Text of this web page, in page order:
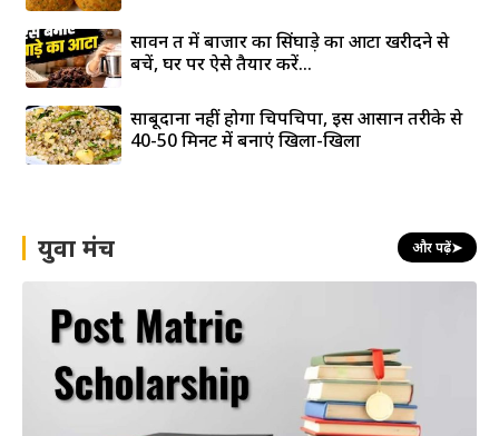
सावन व्रत में बाजार का सिंघाड़े का आटा खरीदने से
बचें, घर पर ऐसे तैयार करें...
साबूदाना नहीं होगा चिपचिपा, इस आसान तरीके से
40-50 मिनट में बनाएं खिला-खिला
युवा मंच और पढ़ें➤